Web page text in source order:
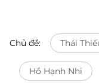
Chủ đề: Thái
Hồ Hạnh Nhi